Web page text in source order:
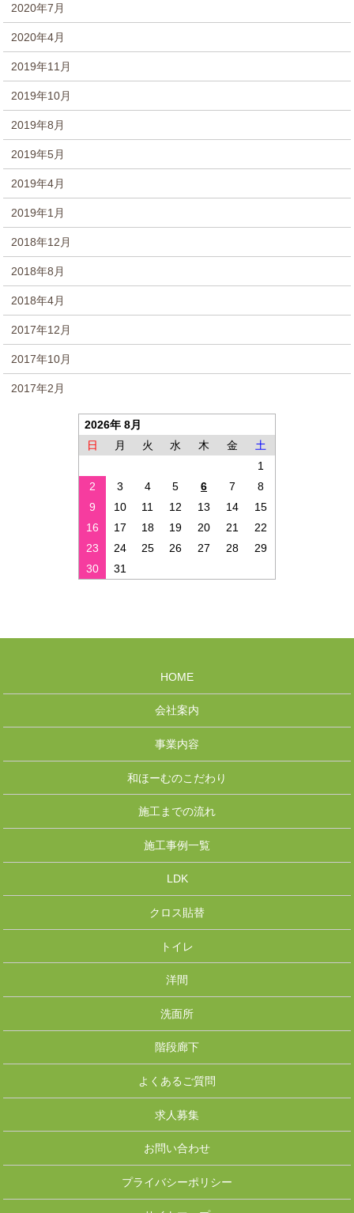
2020年7月
2020年4月
2019年11月
2019年10月
2019年8月
2019年5月
2019年4月
2019年1月
2018年12月
2018年8月
2018年4月
2017年12月
2017年10月
2017年2月
2026年 8月
日
月 火 水 木 金
土
1
2
3 4 5 6 7
8
9
10 11 12 13 14
15
16
17 18 19 20 21
22
23
24 25 26 27 28
29
30
31
HOME
会社案内
事業内容
和ほーむのこだわり
施工までの流れ
施工事例一覧
LDK
クロス貼替
トイレ
洋間
洗面所
階段廊下
よくあるご質問
求人募集
お問い合わせ
プライバシーポリシー